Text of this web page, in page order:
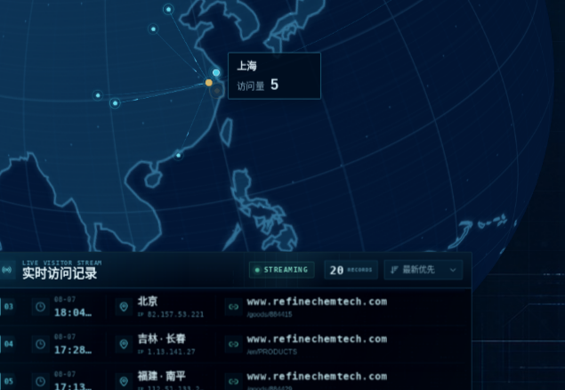
香港
LIVE VISITOR STREAM
实时访问记录 STREAMING 20 RECORDS
08-07 云南 · 昆明
IP 202.98.70.91
www.refinechemtech.com
/goods/885957
18:47:12
江苏 · 淮安 www.refinechemtech.com
首页 /
03
08-07
18:04:58
www.refinechemtech.com
04
08-07
17:28:22
吉林 · 长春
IP 1.13.141.27
www.refinechemtech.com
/en/PRODUCTS
05
08-07
17:13:55
福建 · 南平
IP
www.refinechemtech.com
/goods/884429
06
08-07
16:31:35
广东 · 深圳
IP
refinechemtech.com
/goods/892365